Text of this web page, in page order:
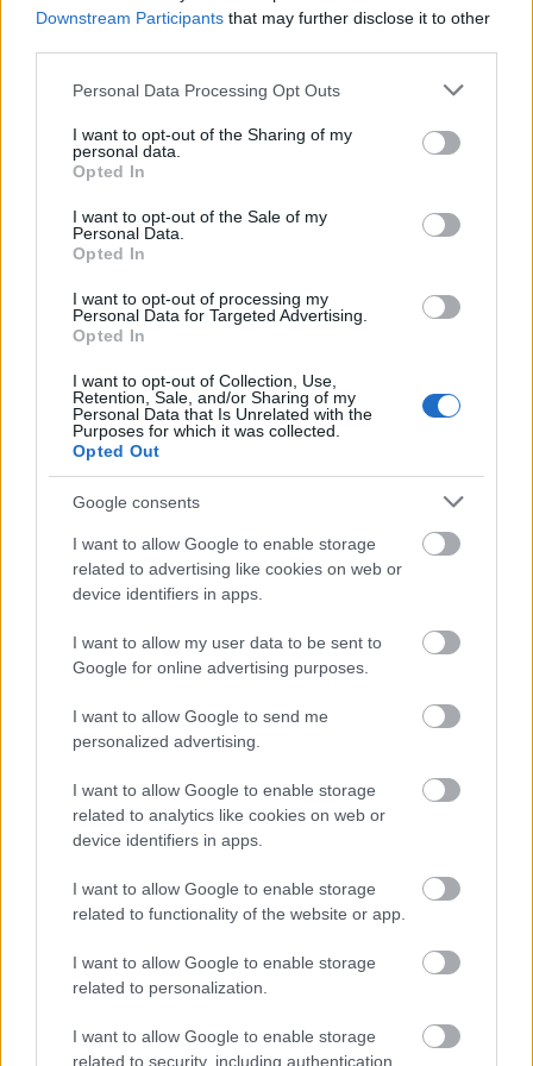
Downstream Participants that may further disclose it to other
Please note that this website/app uses one or more Google
not limited to your visit or usage behaviour. You may click to
grant or deny consent to Google and its third-party tags to
use your data for below specified purposes in below Google
consent section.
Personal Data Processing Opt Outs
I want to opt-out of the Sharing of my
personal data.
Opted In
I want to opt-out of the Sale of my
Personal Data.
Opted In
I want to opt-out of processing my
Personal Data for Targeted Advertising.
Opted In
I want to opt-out of Collection, Use,
Retention, Sale, and/or Sharing of my
Personal Data that Is Unrelated with the
Purposes for which it was collected.
Opted Out
Google consents
I want to allow Google to enable storage
related to advertising like cookies on web or
device identifiers in apps.
I want to allow my user data to be sent to
Google for online advertising purposes.
I want to allow Google to send me
personalized advertising.
I want to allow Google to enable storage
related to analytics like cookies on web or
device identifiers in apps.
I want to allow Google to enable storage
related to functionality of the website or app.
I want to allow Google to enable storage
related to personalization.
I want to allow Google to enable storage
related to security, including authentication
ΑΣΕΠ: Πιστοποίηση Αγγλικών σε
μόνο 2 ημέρες στα χέρια σας
ΑΣΕΠ: Εξ αποστάσεως η πιο Εύκολη
Πιστοποίηση Υπολογιστών σε 2
μέρες
Μάθε πρώτος όλες τις σημαντικές
ειδήσεις.
Βάλε το proson.gr στα αποτελέσματα
αναζήτησης της Google